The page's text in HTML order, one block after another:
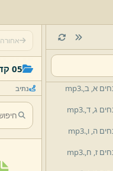
ב,.
mp3
ד,.
mp3
ו,.
mp3
ח,.
mp3
אחורה
05 קדשים
נתיב